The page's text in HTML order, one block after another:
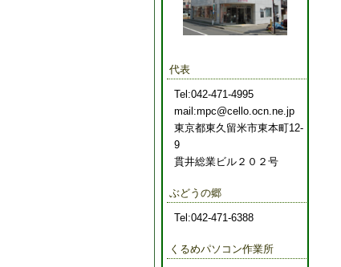
代表
Tel:042-471-4995
mail:mpc@cello.ocn.ne.jp
東京都東久留米市東本町12-
9
貫井総業ビル２０２号
ぶどうの郷
Tel:042-471-6388
くるめパソコン作業所